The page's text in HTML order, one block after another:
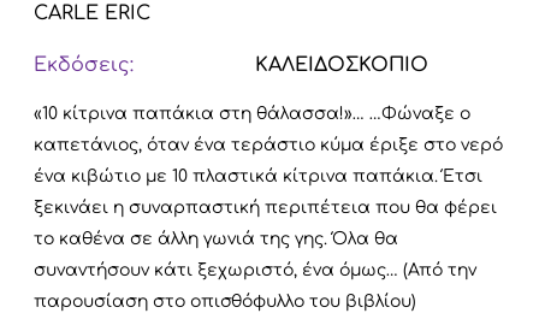
CARLE ERIC
Εκδόσεις: ΚΑΛΕΙΔΟΣΚΟΠΙΟ
«10 κίτρινα παπάκια στη θάλασσα!»… …Φώναξε ο
καπετάνιος, όταν ένα τεράστιο κύμα έριξε στο νερό
ένα κιβώτιο με 10 πλαστικά κίτρινα παπάκια. Έτσι
ξεκινάει η συναρπαστική περιπέτεια που θα φέρει
το καθένα σε άλλη γωνιά της γης. Όλα θα
συναντήσουν κάτι ξεχωριστό, ένα όμως… (Από την
παρουσίαση στο οπισθόφυλλο του βιβλίου)